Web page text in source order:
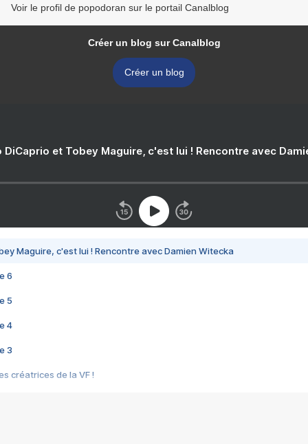
Voir le profil de popodoran sur le portail Canalblog
Créer un blog sur Canalblog
Créer un blog
DiCaprio et Tobey Maguire, c'est lui ! Rencontre avec
Maguire, c'est lui ! Rencontre avec Damien Witecka
6
5
4
3
créatrices de la VF !